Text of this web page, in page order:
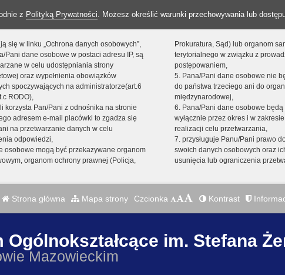
z Polityką Prywatności. Możesz określić warunki przechowywania lub
się w linku „Ochrona danych osobowych”,
Pani dane osobowe w postaci adresu IP, są
w celu udostępniania strony
oraz wypełnienia obowiązków
spoczywających na administratorze(art.6
RODO),
korzysta Pan/Pani z odnośnika na stronie
adresem e-mail placówki to zgadza się
na przetwarzanie danych w celu
odpowiedzi,
osobowe mogą być przekazywane organom
organom ochrony prawnej (Policja,
Prokuratura, Sąd) lub organom
terytorialnego w związku z
postępowaniem,
5. Pana/Pani dane osobowe nie
do państwa trzeciego ani do
międzynarodowej,
6. Pana/Pani dane osobowe będą
wyłącznie przez okres i w
realizacji celu przetwarzania,
7. przysługuje Panu/Pani prawo
swoich danych osobowych oraz
usunięcia lub ograniczenia
Strona główna Mapa strony Czcionka Kontrast
Ogólnokształcące im. Stefana
Mazowieckim